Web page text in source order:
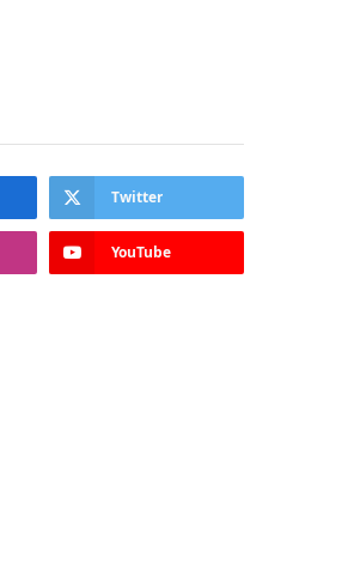
Twitter
YouTube